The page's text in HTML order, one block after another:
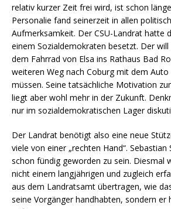
relativ kurzer Zeit frei wird, ist schon
Personalie fand seinerzeit in allen
Aufmerksamkeit. Der CSU-Landrat hatte
einem Sozialdemokraten besetzt. Der
dem Fahrrad von Elsa ins Rathaus Bad
weiteren Weg nach Coburg mit dem Auto
müssen. Seine tatsächliche Motivation
liegt aber wohl mehr in der Zukunft.
nur im sozialdemokratischen Lager
Der Landrat benötigt also eine neue
viele von einer „rechten Hand“.
schon fündig geworden zu sein. Diesmal
nicht einem langjährigen und zugleich
aus dem Landratsamt übertragen, wie
seine Vorgänger handhabten, sondern er